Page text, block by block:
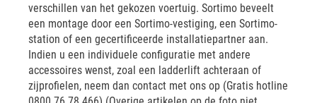
verschillen van het gekozen voertuig. Sortimo beveelt
een montage door een Sortimo-vestiging, een Sortimo-
station of een gecertificeerde installatiepartner aan.
Indien u een individuele configuratie met andere
accessoires wenst, zoal een ladderlift achteraan of
zijprofielen, neem dan contact met ons op (Gratis hotline